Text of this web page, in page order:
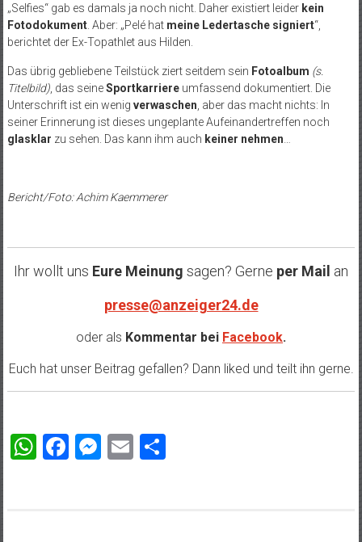
„Selfies“ gab es damals ja noch nicht. Daher existiert leider kein
Fotodokument. Aber: „Pelé hat meine Ledertasche signiert“,
berichtet der Ex-Topathlet aus Hilden.
Das übrig gebliebene Teilstück ziert seitdem sein Fotoalbum (s.
Titelbild), das seineSportkarriereumfassend dokumentiert. Die
Unterschrift ist ein wenig verwaschen , aber das macht nichts: In
seiner Erinnerung ist dieses ungeplante Aufeinandertreffen noch
glasklar zu sehen. Das kann ihm auch keiner nehmen
Bericht/Foto: Achim Kaemmerer
Ihr wollt uns Eure Meinung sagen? Gerne per Mail an
presse@anzeiger24.de
oder als Kommentar bei Facebook.
Euch hat unser Beitrag gefallen? Dann liked und teilt ihn gerne.
WhatsApp
Facebook
Messenger
EmailTeilen